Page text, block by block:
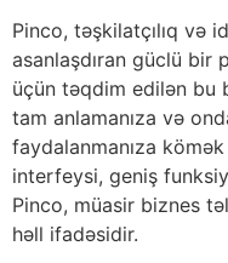
Pinco, təşkilatçılıq və
asanlaşdıran güclü bir
üçün təqdim edilən bu
tam anlamanıza və
faydalanmanıza
interfeysi, geniş
Pinco, müasir biznes
həll ifadəsidir.